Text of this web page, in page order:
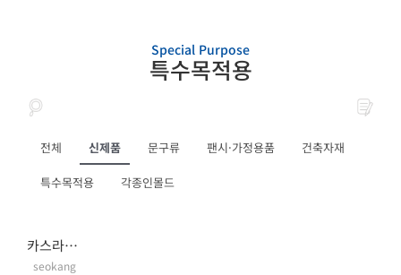
Special Purpose
특수목적용
전체 신제품 문구류 팬시·가정용품 건축자재
특수목적용 각종인몰드
카스라이트 고속전사필름
seokang